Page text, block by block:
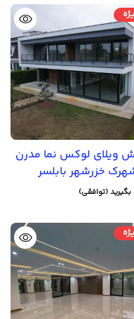
ویلای لوکس نما مدرن
خزرشهر بابلسر
(توافقی)